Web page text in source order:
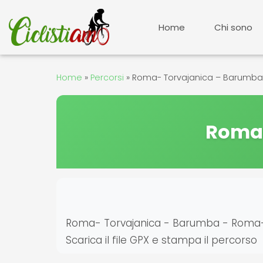
contenuto
Home Chi sono
Home » Percorsi » Roma- Torvajanica –
Roma- Torvajanica - Barumba -
Scarica il file GPX e stampa il percorso